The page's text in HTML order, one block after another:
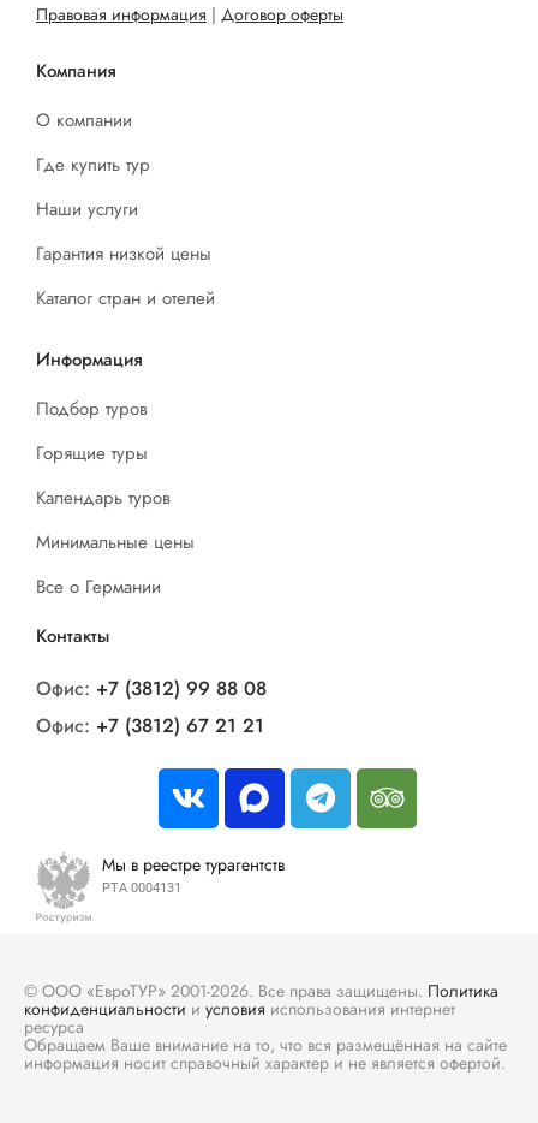
Правовая информация | Договор оферты
Компания
О компании
Где купить тур
Наши услуги
Гарантия низкой цены
Каталог стран и отелей
Информация
Подбор туров
Горящие туры
Календарь туров
Минимальные цены
Все о Германии
Контакты
Офис: +7 (3812) 99 88 08
Офис: +7 (3812) 67 21 21
Мы в реестре турагентств
РТА 0004131
© ООО «ЕвроТУР» 2001-2026. Все права защищены. Политика
конфиденциальности и условия использования интернет
ресурса
Обращаем Ваше внимание на то, что вся размещённая на сайте
информация носит справочный характер и не является офертой.